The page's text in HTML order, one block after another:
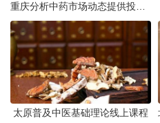
太原普及中医基础理论线上课程